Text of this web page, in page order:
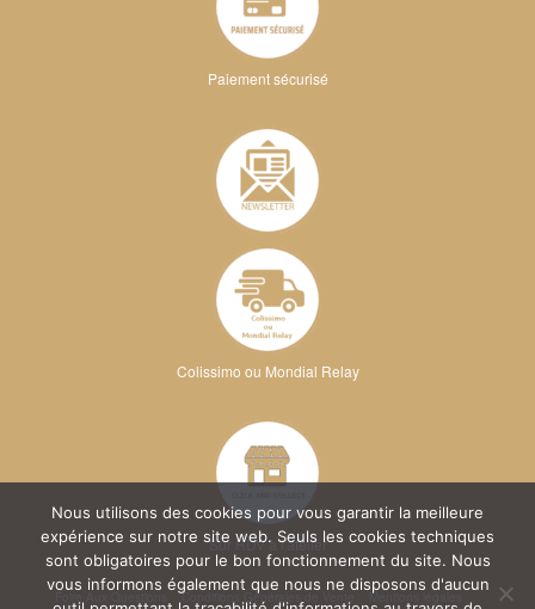
Paiement sécurisé
Colissimo ou Mondial Relay
Sur RDV à l'atelier
Conditions Générales de Vente Mentions légales
Nous utilisons des cookies pour vous garantir la meilleure
expérience sur notre site web. Seuls les cookies techniques
sont obligatoires pour le bon fonctionnement du site. Nous
vous informons également que nous ne disposons d'aucun